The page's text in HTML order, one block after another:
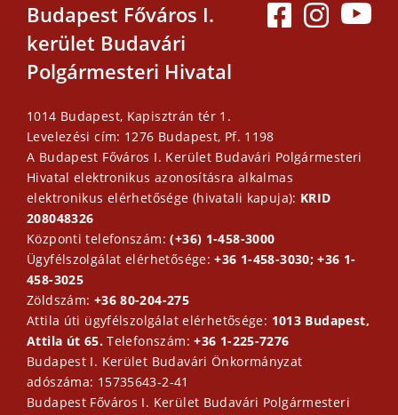
Budapest Főváros I.
kerület Budavári
Polgármesteri Hivatal
1014 Budapest, Kapisztrán tér 1.
Levelezési cím: 1276 Budapest, Pf. 1198
A Budapest Főváros I. Kerület Budavári Polgármesteri
Hivatal elektronikus azonosításra alkalmas
elektronikus elérhetősége (hivatali kapuja): KRID
208048326
Központi telefonszám:(+36) 1-458-3000
Ügyfélszolgálat elérhetősége:+36 1-458-3030; +36 1-
458-3025
Zöldszám: +36 80-204-275
Attila úti ügyfélszolgálat elérhetősége: 1013 Budapest,
Attila út 65.Telefonszám:+36 1-225-7276
Budapest I. Kerület Budavári Önkormányzat
adószáma: 15735643-2-41
Budapest Főváros I. Kerület Budavári Polgármesteri